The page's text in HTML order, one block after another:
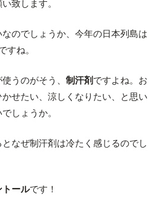
致します。
のでしょうか、今年の日本列島は
すね。
うのがそう、 制汗剤 ですよね。お
せたい、涼しくなりたい、と思い
しょうか。
なぜ制汗剤は冷たく感じるのでし
トールです！